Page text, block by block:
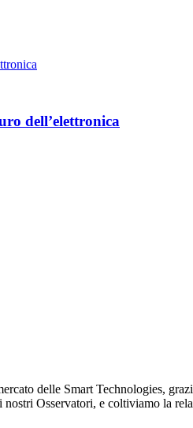
dell’elettronica
delle Smart Technologies,
Osservatori, e coltiviamo la